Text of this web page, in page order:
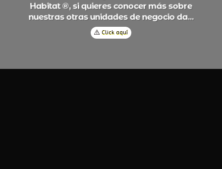
Habitat ®, si quieres conocer más sobre
nuestras otras unidades de negocio da...
Click aquí